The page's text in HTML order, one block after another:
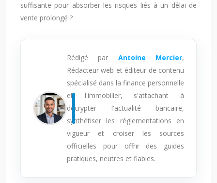
suffisante pour absorber les risques liés à un délai de
vente prolongé ?
Rédigé par Antoine Mercier,
Rédacteur web et éditeur de contenu
spécialisé dans la finance personnelle
et l'immobilier, s'attachant à
décrypter l'actualité bancaire,
synthétiser les réglementations en
vigueur et croiser les sources
officielles pour offrir des guides
pratiques, neutres et fiables.